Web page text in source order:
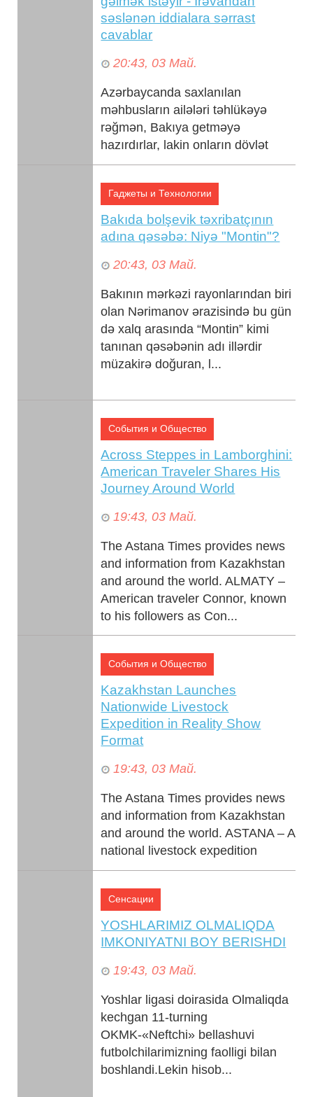
səslənən iddialara sərrast
cavablar
20:43, 03 Май.
Azərbaycanda saxlanılan
məhbusların ailələri təhlükəyə
rəğmən, Bakıya getməyə
hazırdırlar, lakin onların dövlət
dəstəyinə və zəmanətinə
ehtiyacları v...
Гаджеты и Технологии
Bakıda bolşevik təxribatçının
adına qəsəbə: Niyə "Montin"?
20:43, 03 Май.
Bakının mərkəzi rayonlarından biri
olan Nərimanov ərazisində bu gün
də xalq arasında “Montin” kimi
tanınan qəsəbənin adı illərdir
müzakirə doğuran, l...
События и Общество
Across Steppes in Lamborghini:
American Traveler Shares His
Journey Around World
19:43, 03 Май.
The Astana Times provides news
and information from Kazakhstan
and around the world. ALMATY –
American traveler Connor, known
to his followers as Con...
События и Общество
Kazakhstan Launches
Nationwide Livestock
Expedition in Reality Show
Format
19:43, 03 Май.
The Astana Times provides news
and information from Kazakhstan
and around the world. ASTANA – A
national livestock expedition
kicked off from Astana ...
Сенсации
YOSHLARIMIZ OLMALIQDA
IMKONIYATNI BOY BERISHDI
19:43, 03 Май.
Yoshlar ligasi doirasida Olmaliqda
kechgan 11-turning
OKMK-«Neftchi» bellashuvi
futbolchilarimizning faolligi bilan
boshlandi.Lekin hisob...